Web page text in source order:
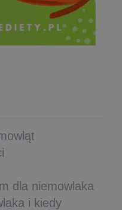
dla niemowlaka
i kiedy